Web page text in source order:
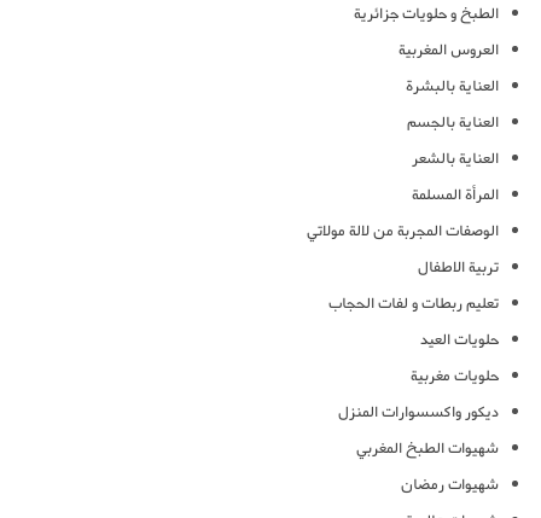
الطبخ و حلويات جزائرية
العروس المغربية
العناية بالبشرة
العناية بالجسم
العناية بالشعر
المرأة المسلمة
الوصفات المجربة من لالة مولاتي
تربية الاطفال
تعليم ربطات و لفات الحجاب
حلويات العيد
حلويات مغربية
ديكور واكسسوارات المنزل
شهيوات الطبخ المغربي
شهيوات رمضان